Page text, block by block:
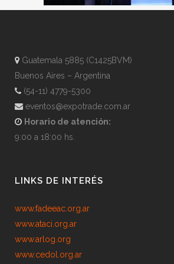
Guatemala 5885 (C1425BVM)
Buenos Aires – Argentina
(54-11) 4779-5300
eventos@expotrade.com.ar
Horario de atención:
9:00 a 18:00 hs.
LINKS DE INTERÉS
www.fadeeac.org.ar
www.ataci.org.ar
www.arlog.org
www.cedol.org.ar